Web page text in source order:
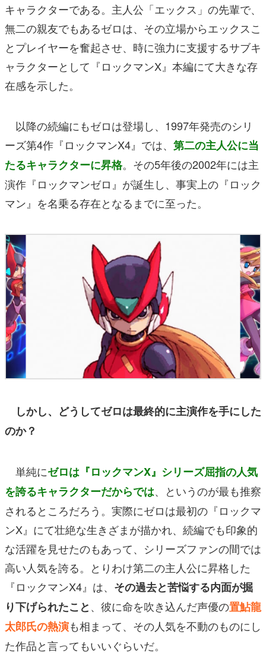
キャラクターである。主人公「エックス」の先輩で、
無二の親友でもあるゼロは、その立場からエックスこ
とプレイヤーを奮起させ、時に強力に支援するサブキ
ャラクターとして『ロックマンX』本編にて大きな存
在感を示した。
以降の続編にもゼロは登場し、1997年発売のシリ
ーズ第4作『ロックマンX4』では、 第二の主人公に当
たるキャラクターに昇格。その5年後の2002年には主
演作『ロックマンゼロ』が誕生し、事実上の『ロック
マン』を名乗る存在となるまでに至った。
しかし、どうしてゼロは最終的に主演作を手にした
のか？
単純にゼロは『ロックマンX』シリーズ屈指の人気
を誇るキャラクターだからでは、というのが最も推察
されるところだろう。実際にゼロは最初の『ロックマ
ンX』にて壮絶な生きざまが描かれ、続編でも印象的
な活躍を見せたのもあって、シリーズファンの間では
高い人気を誇る。とりわけ第二の主人公に昇格した
『ロックマンX4』は、 その過去と苦悩する内面が掘
り下げられたこと、彼に命を吹き込んだ声優の置鮎龍
太郎氏の熱演も相まって、その人気を不動のものにし
た作品と言ってもいいぐらいだ。